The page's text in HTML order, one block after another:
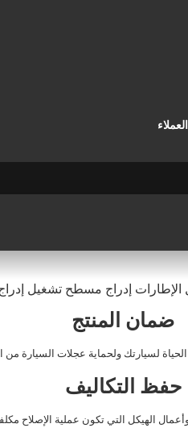
الإطارات إدراج مسطح تشغيل
ضمان المنتج
لسيارتك ولحماية عجلات السيارة من
حفظ التكاليف
الهيكل التي تكون عملية الإصلاح